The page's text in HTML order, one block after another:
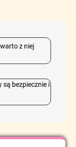
z niej
są bezpiecznie i